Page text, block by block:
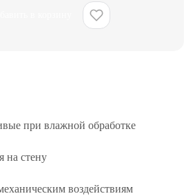
при влажной обработке
на стену
воздействиям